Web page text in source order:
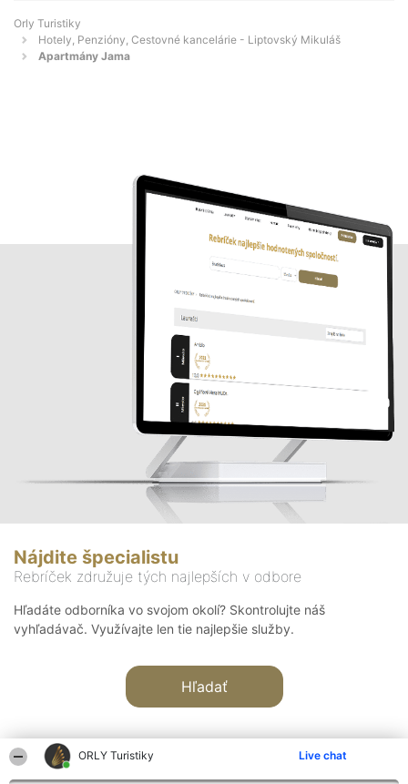
ORLY Turistiky Live chat
Orly Turistiky
Hotely, Penzióny, Cestovné kancelárie - Liptovský Mikuláš
Apartmány Jama
Nájdite špecialistu
Rebríček združuje tých najlepších v odbore
Hľadáte odborníka vo svojom okolí? Skontrolujte náš
vyhľadávač. Využívajte len tie najlepšie služby.
Hľadať